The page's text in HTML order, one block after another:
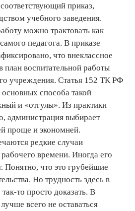
приказ,
учебного заведения.
можно трактовать как
педагога. В приказе
что внеклассное
план воспитательной работы
учреждения. Статья 152 ТК РФ
способа такой
и «отгулы». Из практики
администрация выбирает
проще и экономней.
редкие случаи
времени. Иногда его
Понятно, что это грубейшие
Но трудность здесь в
то просто доказать. В
всего не оставаться